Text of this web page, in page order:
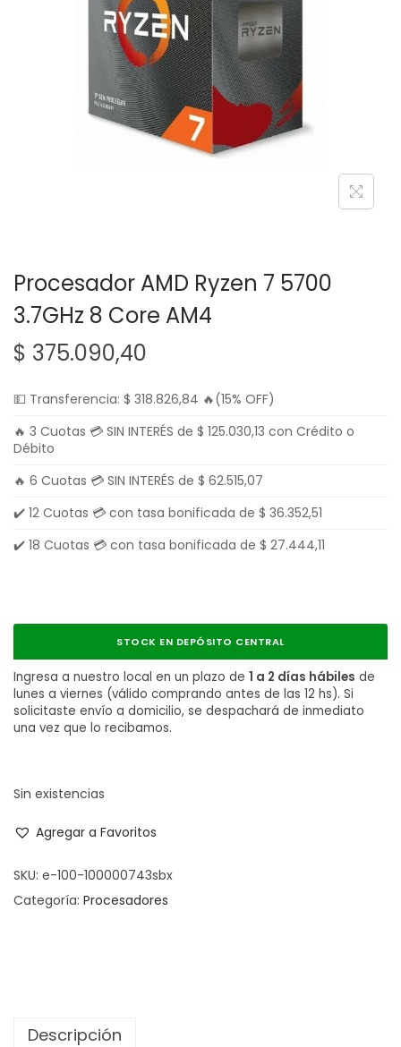
g
a
c
i
ó
n
i
d
o
Procesador AMD Ryzen 7 5700
3.7GHz 8 Core AM4
$ 375.090,40
💵 Transferencia: $ 318.826,84 🔥(15% OFF)
🔥 3 Cuotas 💳 SIN INTERÉS de $ 125.030,13 con Crédito o
Débito
🔥 6 Cuotas 💳 SIN INTERÉS de $ 62.515,07
✔️ 12 Cuotas 💳 con tasa bonificada de $ 36.352,51
✔️ 18 Cuotas 💳 con tasa bonificada de $ 27.444,11
STOCK EN DEPÓSITO CENTRAL
Ingresa a nuestro local en un plazo de 1 a 2 días hábiles de
lunes a viernes (válido comprando antes de las 12 hs). Si
solicitaste envío a domicilio, se despachará de inmediato
una vez que lo recibamos.
Sin existencias
Agregar a Favoritos
SKU: e-100-100000743sbx
Categoría: Procesadores
Descripción